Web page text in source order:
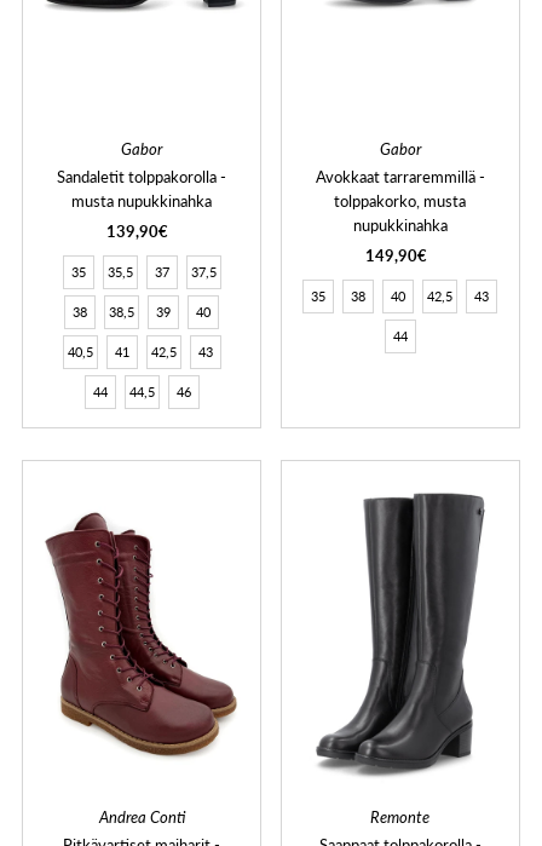
Gabor
Sandaletit tolppakorolla -
musta nupukkinahka
139,90€
35 35,5 37 37,5
38 38,5 39 40
40,5 41 42,5 43
44 44,5 46
Gabor
Avokkaat tarraremmillä -
tolppakorko, musta
nupukkinahka
149,90€
35 38 40 42,5 43
44
Andrea Conti
Remonte